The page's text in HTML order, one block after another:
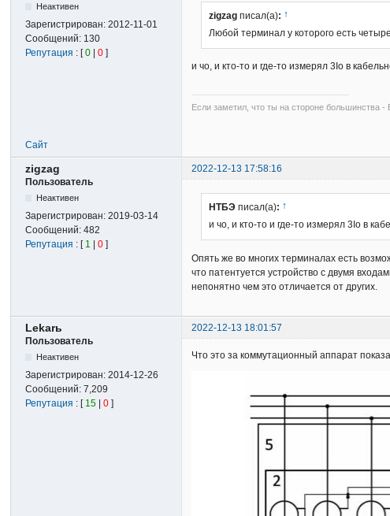
Неактивен
Зарегистрирован:2012-11-01
Сообщений: 130
Репутация : [0 |0 ]
zigzag писал(а): ↑
Любой терминал у которого есть
и чо, и кто-то и где-то измерял 3Io в
Если заметил, что ты на стороне большинства
Сайт
zigzag
2022-12-13 17:58:16
Пользователь
Неактивен
Зарегистрирован:2019-03-14
Сообщений:482
Репутация : [ 1 |0 ]
НТБЭ писал(а): ↑
и чо, и кто-то и где-то измерял 3Io в
Опять же во многих терминалах есть
что патентуется устройство с двумя
непонятно чем это отличается от других.
Lekarь
2022-12-13 18:01:57
Пользователь
Неактивен
Зарегистрирован:2014-12-26
Сообщений:7,209
Репутация : [ 15 |0 ]
Что это за коммутационный аппарат